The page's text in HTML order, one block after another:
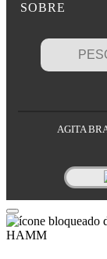
SOBRE
AGITA
HAMM